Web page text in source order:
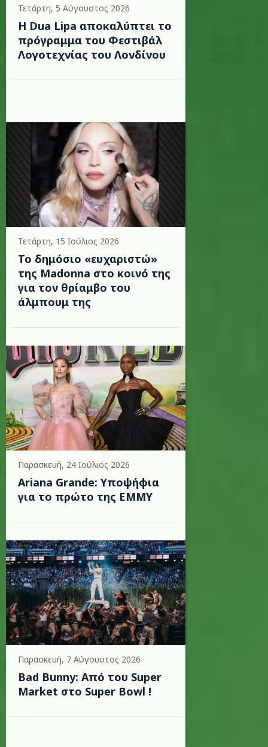
Τετάρτη, 5 Αύγουστος 2026
Η Dua Lipa αποκαλύπτει το
πρόγραμμα του Φεστιβάλ
Λογοτεχνίας του Λονδίνου
Τετάρτη, 15 Ιούλιος 2026
Το δημόσιο «ευχαριστώ»
της Madonna στο κοινό της
για τον θρίαμβο του
άλμπουμ της
Παρασκευή, 24 Ιούλιος 2026
Ariana Grande: Υποψήφια
για το πρώτο της EMMY
Παρασκευή, 7 Αύγουστος 2026
Bad Bunny: Από του Super
Market στο Super Bowl !